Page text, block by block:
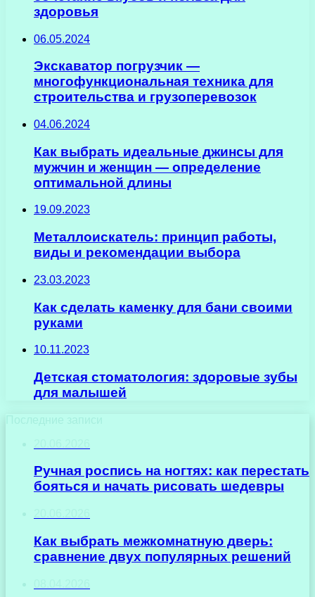
здоровья
06.05.2024
Экскаватор погрузчик —
многофункциональная техника для
строительства и грузоперевозок
04.06.2024
Как выбрать идеальные джинсы для
мужчин и женщин — определение
оптимальной длины
19.09.2023
Металлоискатель: принцип работы,
виды и рекомендации выбора
23.03.2023
Как сделать каменку для бани своими
руками
10.11.2023
Детская стоматология: здоровые зубы
для малышей
Последние записи
Ручная роспись на ногтях: как перестать
бояться и начать рисовать шедевры
Как выбрать межкомнатную дверь:
сравнение двух популярных решений